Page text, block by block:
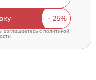
соглашаетесь cполитикой